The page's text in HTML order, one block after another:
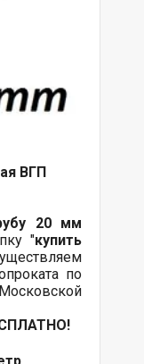
ВГП
20 мм
"купить
по